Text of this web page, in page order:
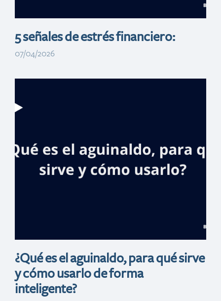
5 señales de estrés financiero:
07/04/2026
Banreservas en 3
categorías como
¿Qué es el aguinaldo, para qué sirve
y cómo usarlo de forma
inteligente?